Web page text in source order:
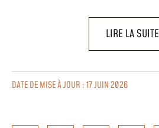
LIRE LA SUITE
DATE DE MISE À JOUR : 17 JUIN 2026